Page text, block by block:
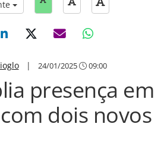
| 24/01/2025 09:00
presença em
dois novos